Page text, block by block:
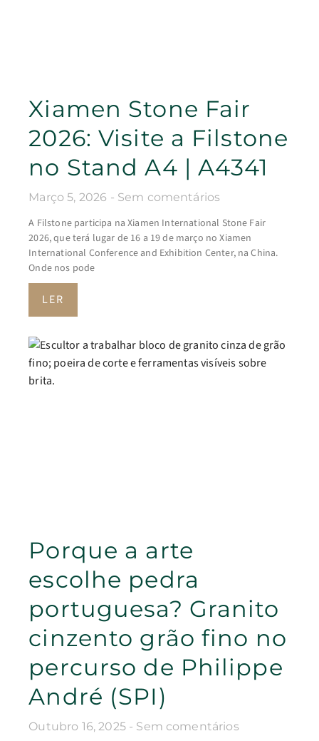
Xiamen Stone Fair
2026: Visite a Filstone
no Stand A4 | A4341
Março 5, 2026 Sem comentários
A Filstone participa na Xiamen International Stone Fair
2026, que terá lugar de 16 a 19 de março no Xiamen
International Conference and Exhibition Center, na China.
Onde nos pode
LER
Porque a arte
escolhe pedra
portuguesa? Granito
cinzento grão fino no
percurso de Philippe
André (SPI)
Outubro 16, 2025 Sem comentários